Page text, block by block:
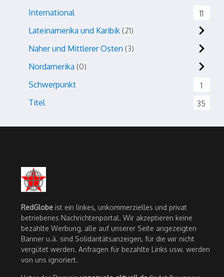
International
11
Lateinamerika und Karibik 21
Naher und Mittlerer Osten 3
Nordamerika 0
Schwerpunkt
1
Titel
35
RedGlobe ist ein linkes, unkommerzielles und privat
betriebenes Nachrichtenportal. Wir akzeptieren keine
bezahlte Werbung, alle auf unserer Seite angezeigten
Banner u.ä. sind Solidaritätsanzeigen, für die wir nicht
vergütet werden. Anfragen für bezahlte Links usw. werden
von uns ignoriert.